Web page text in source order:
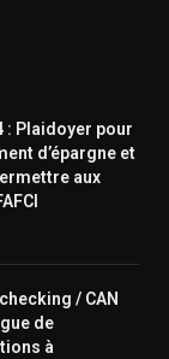
: Plaidoyer pour
d’épargne et
aux
/ CAN
de
à